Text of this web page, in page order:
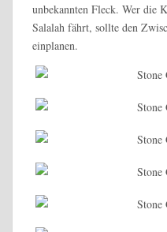
unbekannten Fleck. Wer die
Salalah fährt, sollte den
einplanen.